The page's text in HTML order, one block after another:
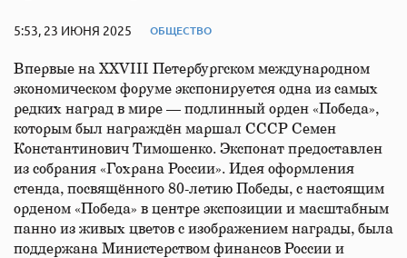
5:53, 23 ИЮНЯ 2025 ОБЩЕСТВО
Впервые на XXVIII Петербургском международном
экономическом форуме экспонируется одна из самых
редких наград в мире — подлинный орден «Победа»,
которым был награждён маршал СССР Семен
Константинович Тимошенко. Экспонат предоставлен
из собрания «Гохрана России». Идея оформления
стенда, посвящённого 80-летию Победы, с настоящим
орденом «Победа» в центре экспозиции и масштабным
панно из живых цветов с изображением награды, была
поддержана Министерством финансов России и